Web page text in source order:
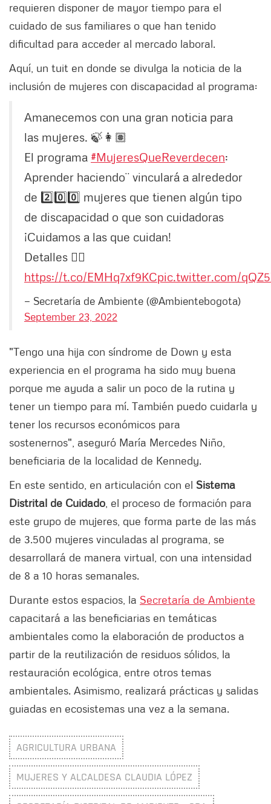
requieren disponer de mayor tiempo para el
cuidado de sus familiares o que han tenido
dificultad para acceder al mercado laboral.
Aquí, un tuit en donde se divulga la noticia de la
inclusión de mujeres con discapacidad al programa:
Amanecemos con una gran noticia para
las mujeres. 🍃👩🏽
El programa #MujeresQueReverdecen:
Aprender haciendo¨ vinculará a alrededor
de 2️⃣0️⃣0️⃣ mujeres que tienen algún tipo
de discapacidad o que son cuidadoras
¡Cuidamos a las que cuidan!
Detalles 👉🏼
https://t.co/EMHq7xf9KCpic.twitter.com/
— Secretaría de Ambiente (@Ambientebogota)
September 23, 2022
"Tengo una hija con síndrome de Down y esta
experiencia en el programa ha sido muy buena
porque me ayuda a salir un poco de la rutina y
tener un tiempo para mí. También puedo cuidarla y
tener los recursos económicos para
sostenernos", aseguró María Mercedes Niño,
beneficiaria de la localidad de Kennedy.
En este sentido, en articulación con el Sistema
Distrital de Cuidado , el proceso de formación para
este grupo de mujeres, que forma parte de las más
de 3.500 mujeres vinculadas al programa, se
desarrollará de manera virtual, con una intensidad
de 8 a 10 horas semanales.
Durante estos espacios, la Secretaría de Ambiente
capacitará a las beneficiarias en temáticas
ambientales como la elaboración de productos a
partir de la reutilización de residuos sólidos, la
restauración ecológica, entre otros temas
ambientales. Asimismo, realizará prácticas y salidas
guiadas en ecosistemas una vez a la semana.
AGRICULTURA URBANA
MUJERES Y ALCALDESA CLAUDIA LÓPEZ